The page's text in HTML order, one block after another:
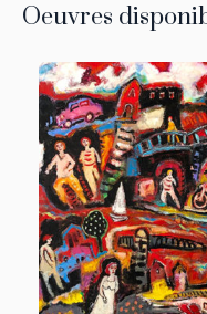
Oeuvres